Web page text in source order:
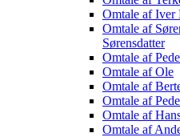
Omtale af Iver
Omtale af
Sørensdatter
Omtale af
Omtale af Ole
Omtale af
Omtale af
Omtale af
Omtale af